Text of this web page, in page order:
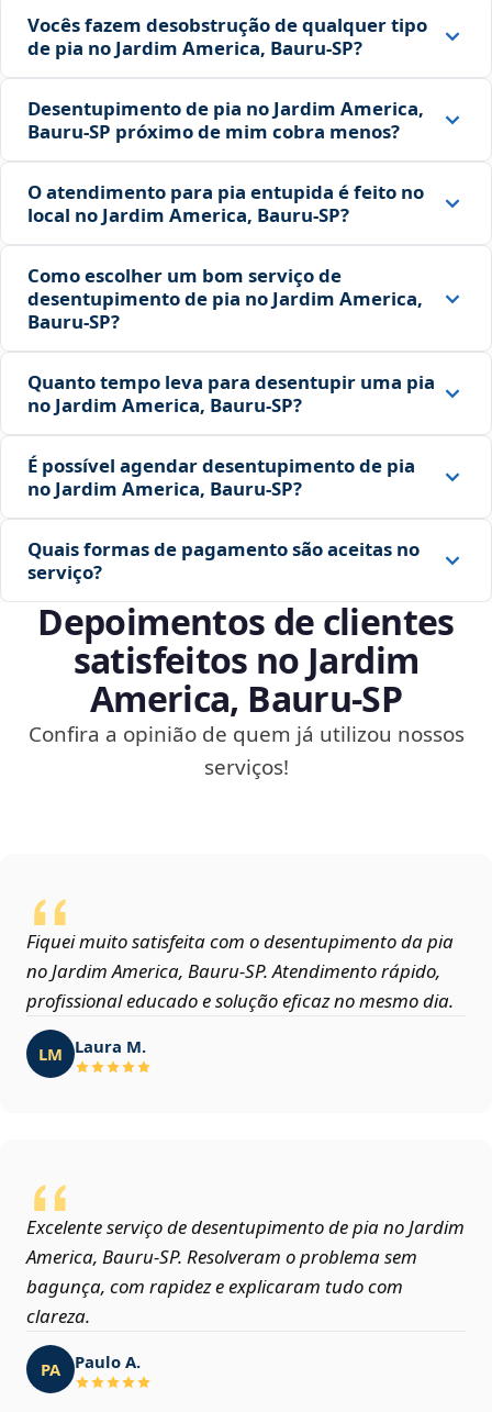
Vocês fazem desobstrução de qualquer tipo
de pia no Jardim America, Bauru‑SP?
Desentupimento de pia no Jardim America,
Bauru‑SP próximo de mim cobra menos?
O atendimento para pia entupida é feito no
local no Jardim America, Bauru‑SP?
Como escolher um bom serviço de
desentupimento de pia no Jardim America,
Bauru‑SP?
Quanto tempo leva para desentupir uma pia
no Jardim America, Bauru‑SP?
É possível agendar desentupimento de pia
no Jardim America, Bauru‑SP?
Quais formas de pagamento são aceitas no
serviço?
Depoimentos de clientes
satisfeitos no Jardim
America, Bauru‑SP
Confira a opinião de quem já utilizou nossos
serviços!
Fiquei muito satisfeita com o desentupimento da pia
no Jardim America, Bauru‑SP. Atendimento rápido,
profissional educado e solução eficaz no mesmo dia.
LM Laura M.
Excelente serviço de desentupimento de pia no Jardim
America, Bauru‑SP. Resolveram o problema sem
bagunça, com rapidez e explicaram tudo com
clareza.
PA Paulo A.